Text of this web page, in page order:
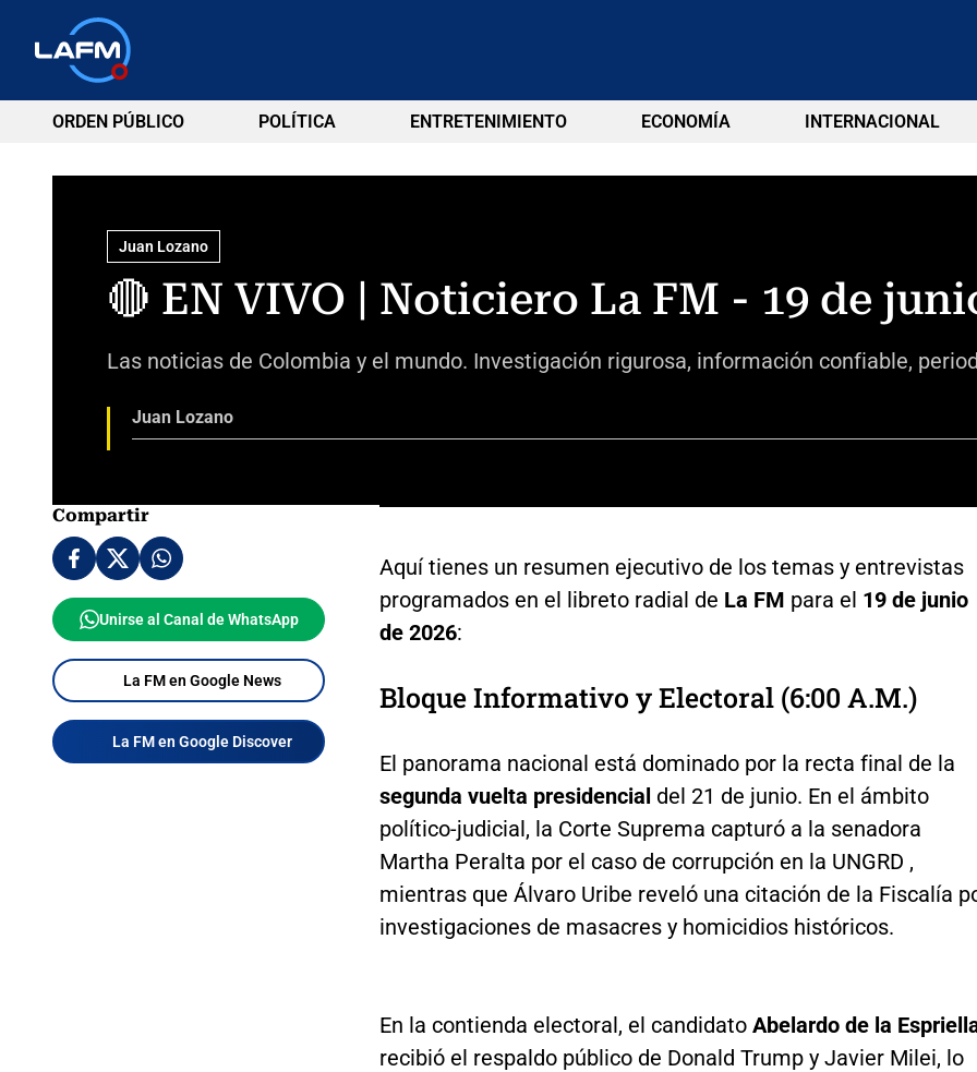
ORDEN PÚBLICO POLÍTICA ENTRETENIMIENTO ECONOMÍA INTERNACIONAL
Juan Lozano
🔴 EN VIVO | Noticiero La FM - 19 de
Las noticias de Colombia y el mundo. Investigación rigurosa, información confiable,
Juan Lozano
Compartir
Unirse al Canal de WhatsApp
La FM en Google News
La FM en Google Discover
Aquí tienes un resumen ejecutivo de los temas y entrevistas
programados en el libreto radial de La FM para el 19 de junio
de 2026:
Bloque Informativo y Electoral (6:00 A.M.)
El panorama nacional está dominado por la recta final de la
segunda vuelta presidencial del 21 de junio. En el ámbito
político-judicial, la Corte Suprema capturó a la senadora
Martha Peralta por el caso de corrupción en la UNGRD ,
mientras que Álvaro Uribe reveló una citación de la Fiscalía
investigaciones de masacres y homicidios históricos.
En la contienda electoral, el candidato Abelardo de la
recibió el respaldo público de Donald Trump y Javier Milei, lo